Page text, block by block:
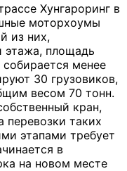
Хунгароринг в
моторхоумы
из них,
этажа, площадь
менее
30 грузовиков,
весом 70 тонн.
кран,
перевозки таких
этапами требует
в
на новом месте